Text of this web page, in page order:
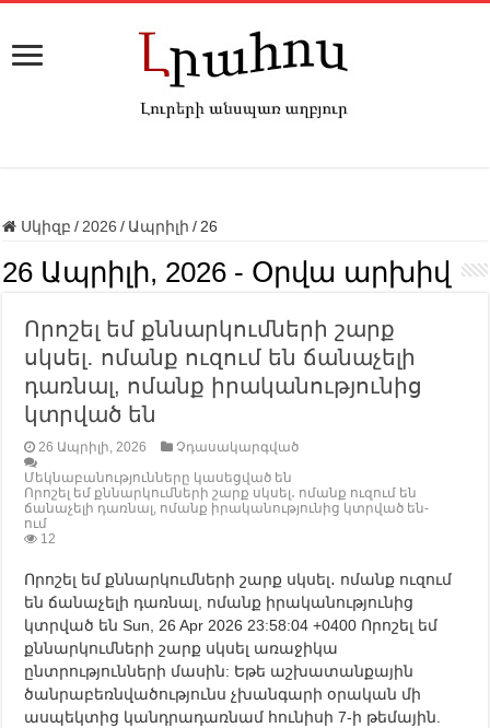
Սկիզբ / 2026 / Ապրիլի / 26
26 Ապրիլի, 2026 - Օրվա արխիվ
Որոշել եմ քննարկումների շարք
սկսել․ ոմանք ուզում են ճանաչելի
դառնալ, ոմանք իրականությունից
կտրված են
26 Ապրիլի, 2026
Չդասակարգված
Մեկնաբանությունները կասեցված են
Որոշել եմ քննարկումների շարք սկսել․ ոմանք ուզում են
ճանաչելի դառնալ, ոմանք իրականությունից կտրված են-
ում
12
Որոշել եմ քննարկումների շարք սկսել․ ոմանք ուզում
են ճանաչելի դառնալ, ոմանք իրականությունից
կտրված են Sun, 26 Apr 2026 23:58:04 +0400 Որոշել եմ
քննարկումների շարք սկսել առաջիկա
ընտրությունների մասին: Եթե աշխատանքային
ծանրաբեռնվածությունս չխանգարի օրական մի
ասպեկտից կանդրադառնամ հունիսի 7-ի թեմային.